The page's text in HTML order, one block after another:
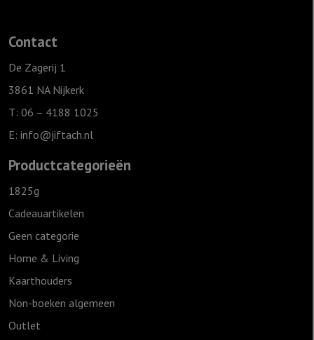
Contact
De Zagerij 1
3861 NA Nijkerk
T: 06 – 4188 1025
E: info@jiftach.nl
Productcategorieën
1825g
Cadeauartikelen
Geen categorie
Home & Living
Kaarthouders
Non-boeken algemeen
Outlet